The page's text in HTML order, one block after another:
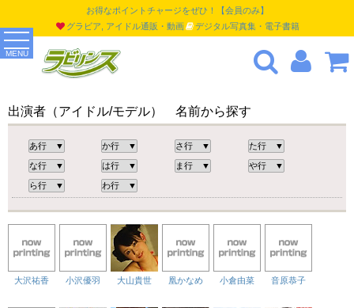
MENU
お得なポイントチャージをぜひ！【会員のみ】
グラビア, アイドル通販・動画
デジタル写真集・電子書籍
出演者（アイドル/モデル） 名前から探す
大沢祐香 小沢優羽 大山貴世 凰かなめ 小倉由菜 音原恭子